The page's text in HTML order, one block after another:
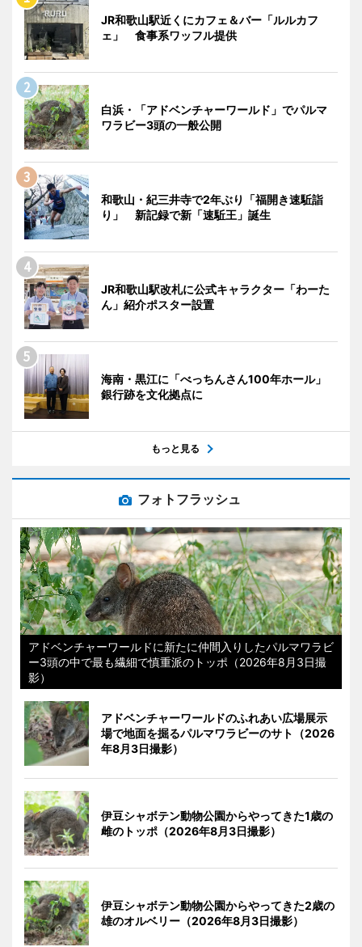
JR和歌山駅近くにカフェ＆バー「ルルカフ
ェ」 食事系ワッフル提供
白浜・「アドベンチャーワールド」でパルマ
ワラビー3頭の一般公開
和歌山・紀三井寺で2年ぶり「福開き速駈詣
り」 新記録で新「速駈王」誕生
JR和歌山駅改札に公式キャラクター「わーた
ん」紹介ポスター設置
海南・黒江に「べっちんさん100年ホール」
銀行跡を文化拠点に
もっと見る
フォトフラッシュ
アドベンチャーワールドに新たに仲間入りしたパルマワラビ
ー3頭の中で最も繊細で慎重派のトッポ（2026年8月3日撮
影）
アドベンチャーワールドのふれあい広場展示
場で地面を掘るパルマワラビーのサト（2026
年8月3日撮影）
伊豆シャボテン動物公園からやってきた1歳の
雌のトッポ（2026年8月3日撮影）
伊豆シャボテン動物公園からやってきた2歳の
雄のオルベリー（2026年8月3日撮影）